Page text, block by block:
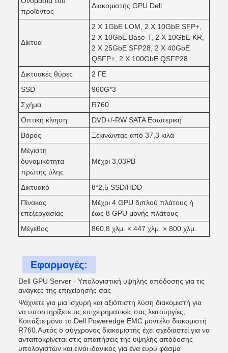
προϊόντος
Διακομιστής GPU Dell
Δίκτυα
2 X 1GbE LOM, 2 X 10GbE SFP+,
2 X 10GbE Base-T, 2 X 10GbE KR,
2 X 25GbE SFP28, 2 X 40GbE
QSFP+, 2 X 100GbE QSFP28
Δικτυακές θύρες
2 ΓΕ
SSD
960G*3
Σχήμα
R760
Οπτική κίνηση
DVD+/-RW SATA Εσωτερική
Βάρος
Ξεκινώντας από 37,3 κιλά
Μέγιστη
δυναμικότητα
πρώτης ύλης
Μέχρι 3,03PB
Δικτυακό
8*2,5 SSD/HDD
Πίνακας
επεξεργασίας
Μέχρι 4 GPU διπλού πλάτους ή
έως 8 GPU μονής πλάτους
Μέγεθος
860,8 χλμ. × 447 χλμ. × 800 χλμ.
Εφαρμογές:
Dell GPU Server - Υπολογιστική υψηλής απόδοσης για τις
ανάγκες της επιχείρησής σας
Ψάχνετε για μια ισχυρή και αξιόπιστη λύση διακομιστή για
να υποστηρίξετε τις επιχειρηματικές σας λειτουργίες;
Κοιτάξτε μόνο το Dell Poweredge EMC μοντέλο διακομιστή
R760.Αυτός ο σύγχρονος διακομιστής έχει σχεδιαστεί για να
ανταποκρίνεται στις απαιτήσεις της υψηλής απόδοσης
υπολογιστών και είναι ιδανικός για ένα ευρύ φάσμα